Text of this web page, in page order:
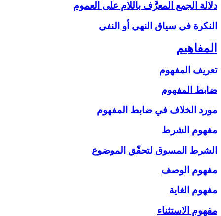
دلالة الجمع المعرَّف باللام على‏ العموم
النكرة في سياق النهي أو النفي
المفاهيم‏
تعريف المفهوم
ضابط المفهوم
مورد الخلاف في ضابط المفهوم
مفهوم الشرط
الشرط المسوق لتحقّق الموضوع
مفهوم الوصف
مفهوم الغاية
مفهوم الاستثناء